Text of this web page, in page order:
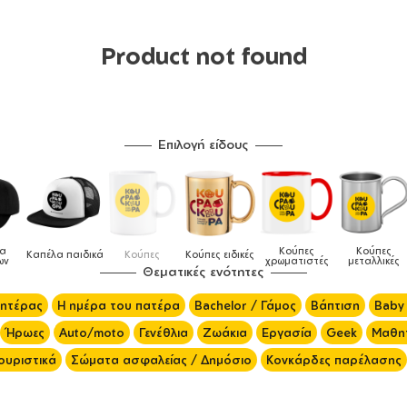
Product not found
Επιλογή είδους
Καπέλα παιδικά Κούπες Κούπες ειδικές Κούπες
χρωματιστές
Κούπες
μεταλλικές
Θεματικές ενότητες
Η ημέρα του πατέρα Bachelor / Γάμος Βάπτιση
Ήρωες Auto/moto Γενέθλια Ζωάκια Εργασία Geek
Σώματα ασφαλείας / Δημόσιο Κονκάρδες παρέλασης